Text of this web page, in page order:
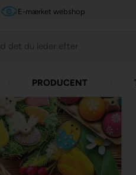
E-mærket webshop
PRODUCENT